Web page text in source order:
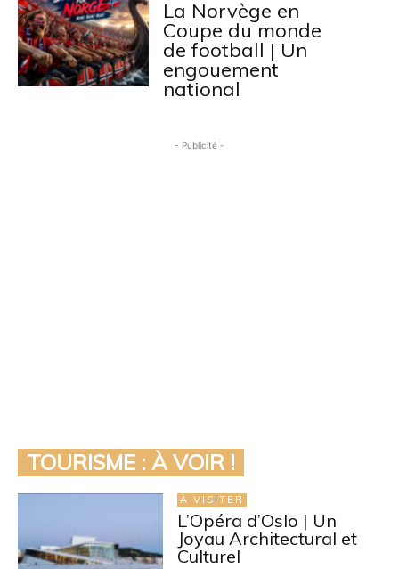
La Norvège en
Coupe du monde
de football | Un
engouement
national
- Publicité -
TOURISME : À VOIR !
À VISITER
L’Opéra d’Oslo | Un
Joyau Architectural et
Culturel